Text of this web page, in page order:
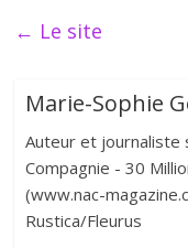
← Le site
Marie-Sophie
Auteur et journaliste
Compagnie - 30
(www.nac-
Rustica/Fleurus